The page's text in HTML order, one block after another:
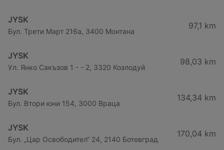
JYSK
Бул. Трети Март 216a, 3400 Монтана
97,1 km
JYSK
Ул. Янко Сакъзов 1 - - 2, 3320 Козлодуй
98,03 km
JYSK
Бул. Втори юни 154, 3000 Враца
134,34 km
JYSK
Бул. „Цар Освободител“ 24, 2140 Ботевград
170,04 km